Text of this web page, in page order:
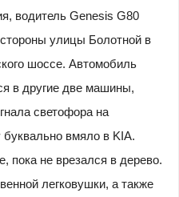
водитель Genesis G80
улицы Болотной в
шоссе. Автомобиль
в другие две машины,
светофора на
буквально вмяло в KIA.
пока не врезался в дерево.
легковушки, а также